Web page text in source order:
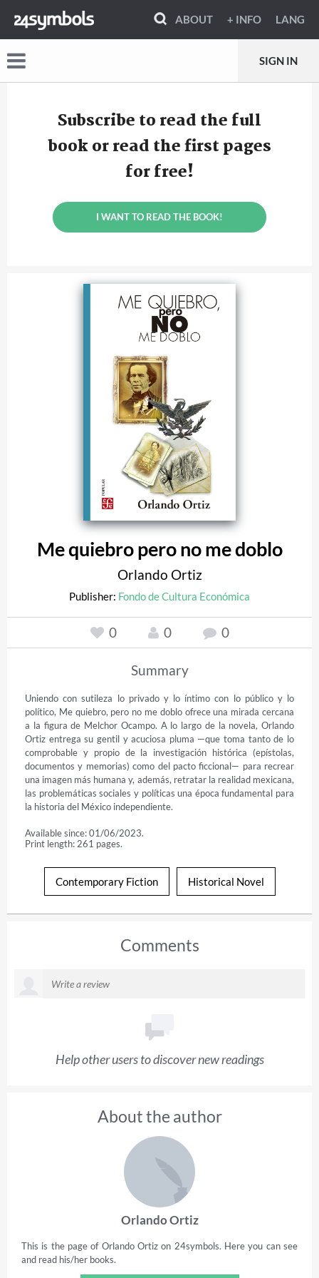
ABOUT + INFO LANG
SIGN IN
Subscribe to read the full
book or read the first pages
for free!
I WANT TO READ THE BOOK!
Me quiebro pero no me doblo
Orlando Ortiz
Publisher: Fondo de Cultura Económica
0 0 0
Summary
Uniendo con sutileza lo privado y lo íntimo con lo público y lo
político, Me quiebro, pero no me doblo ofrece una mirada cercana
a la figura de Melchor Ocampo. A lo largo de la novela, Orlando
Ortiz entrega su gentil y acuciosa pluma —que toma tanto de lo
comprobable y propio de la investigación histórica (epístolas,
documentos y memorias) como del pacto ficcional— para recrear
una imagen más humana y, además, retratar la realidad mexicana,
las problemáticas sociales y políticas una época fundamental para
la historia del México independiente.
Available since: 01/06/2023.
Print length: 261 pages.
Contemporary Fiction Historical Novel
Comments
Help other users to discover new readings
About the author
Orlando Ortiz
This is the page of Orlando Ortiz on 24symbols. Here you can see
and read his/her books.